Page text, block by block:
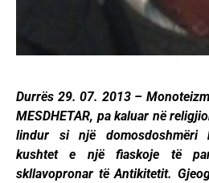
Durrës 29. 07. 2013 –
MESDHETAR, pa kaluar në
lindur si një domosdoshmëri
kushtet e një fiaskoje të
skllavopronar të Antikitetit.